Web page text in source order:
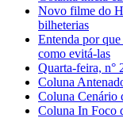
Novo filme do
bilheterias
Entenda por que
como evitá-las
Quarta-feira, n°
Coluna
Coluna Cenário
Coluna In Foco